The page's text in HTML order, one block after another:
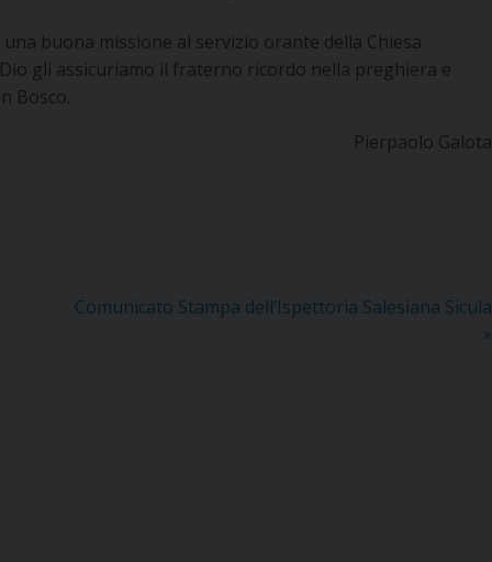
buona missione al servizio orante della Chiesa
gli assicuriamo il fraterno ricordo nella preghiera e
Bosco.
Pierpaolo Galota
Comunicato Stampa dell’Ispettoria Salesiana Sicula
»